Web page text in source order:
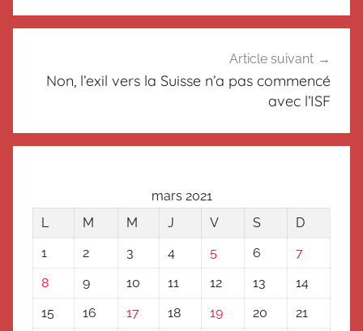
a
Article suivant
Non, l’exil vers la Suisse n’a pas commencé
avec l’ISF
mars 2021
L
M M J V S
D
1
2 3 4 5 6
7
8
9 10 11 12 13
14
15
16 17 18 19 20
21